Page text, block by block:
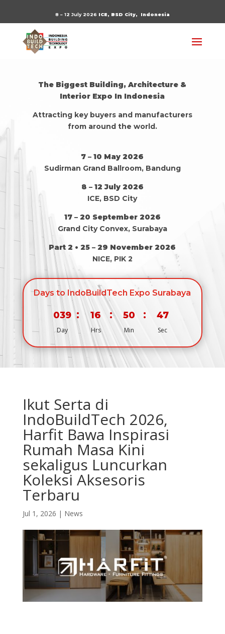
8 – 12 July 2026 ICE, BSD City, Indonesia
The Biggest Building, Architecture &
Interior Expo In Indonesia
Attracting key buyers and manufacturers
from around the world.
7 – 10 May 2026
Sudirman Grand Ballroom, Bandung
8 – 12 July 2026
ICE, BSD City
17 – 20 September 2026
Grand City Convex, Surabaya
Part 2 • 25 – 29 November 2026
NICE, PIK 2
Days to IndoBuildTech Expo Surabaya
039
Day
: 16
Hrs
: 50
Min
: 46
Sec
Ikut Serta di
IndoBuildTech 2026,
Harfit Bawa Inspirasi
Rumah Masa Kini
sekaligus Luncurkan
Koleksi Aksesoris
Terbaru
Jul 1, 2026 | News